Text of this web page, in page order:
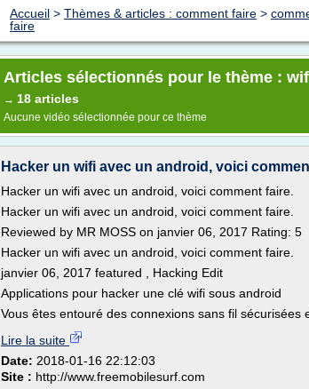
Accueil > Thèmes & articles : comment faire >
faire
Articles sélectionnés pour le thème :
→ 18 articles
Aucune vidéo sélectionnée pour ce thème
Hacker un wifi avec un android, voici
Hacker un wifi avec un android, voici comment faire.
Hacker un wifi avec un android, voici comment faire.
Reviewed by MR MOSS on janvier 06, 2017 Rating: 5
Hacker un wifi avec un android, voici comment faire.
janvier 06, 2017 featured , Hacking Edit
Applications pour hacker une clé wifi sous android
Vous êtes entouré des connexions sans fil sécurisées
Lire la suite
Date: 2018-01-16 22:12:03
Site : http://www.freemobilesurf.com